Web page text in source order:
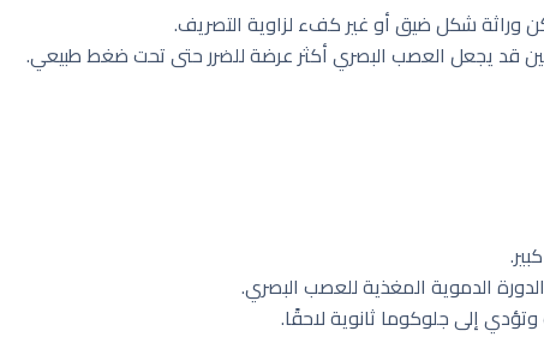
وراثة شكل ضيق أو غير كفء لزاوية التصريف.
قد يجعل العصب البصري أكثر عرضة للضرر حتى تحت ضغط طبيعي.
الدموية المغذية للعصب البصري.
إلى جلوكوما ثانوية لاحقًا.